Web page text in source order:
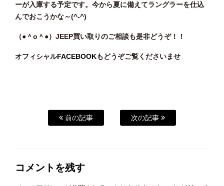
ーが入庫する予定です。今から夏に備えてラングラーを仕込
んでおこうかな～(^-^)
（●＾o ＾●）JEEP買い取りのご相談も是非どうぞ！！
オフィシャルFACEBOOKもどうぞご覧くださいませ
前の記事 次の記事
コメントを残す